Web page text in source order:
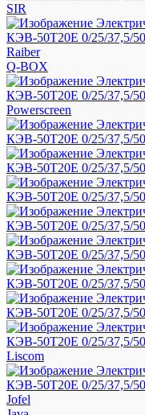
SIR
Raiber
Q-BOX
Powerscreen
Liscom
Jofel